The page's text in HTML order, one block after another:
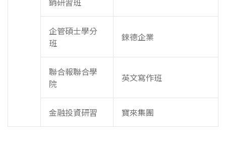
企管碩士學分
班
錸德企業
聯合報聯合學
院
英文寫作班
金融投資研習 寶來集團